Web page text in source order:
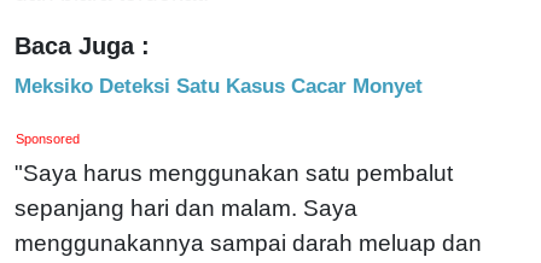
Baca Juga :
Meksiko Deteksi Satu Kasus Cacar Monyet
Sponsored
"Saya harus menggunakan satu pembalut
sepanjang hari dan malam. Saya
menggunakannya sampai darah meluap dan